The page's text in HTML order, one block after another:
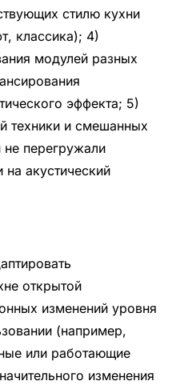
стилю кухни
классика); 4)
модулей разных
эффекта; 5)
техники и смешанных
не перегружали
на акустический
открытой
изменений уровня
(например,
или работающие
изменения